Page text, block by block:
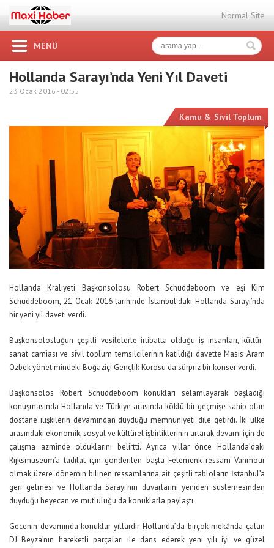
Normal Site
MENÜ
Hollanda Sarayı’nda Yeni Yıl Daveti
23 Ocak 2016 - 02:55
Kamu & Sivil Toplum
Hollanda Kraliyeti Başkonsolosu Robert Schuddeboom ve eşi Kim
Schuddeboom, 21 Ocak 2016 tarihinde İstanbul’daki Hollanda Sarayı’nda
bir yeni yıl daveti verdi.
Başkonsolosluğun çeşitli vesilelerle irtibatta olduğu iş insanları, kültür-
sanat camiası ve sivil toplum temsilcilerinin katıldığı davette Masis Aram
Özbek yönetimindeki Boğaziçi Gençlik Korosu da sürpriz bir konser verdi.
Başkonsolos Robert Schuddeboom konukları selamlayarak başladığı
konuşmasında Hollanda ve Türkiye arasında köklü bir geçmişe sahip olan
dostane ilişkilerin devamından duyduğu memnuniyeti dile getirdi. İki ülke
arasındaki ekonomik, sosyal ve kültürel işbirliklerinin artarak devamı için de
çalışma azminde olduklarını belirtti. Ayrıca yıllar önce Hollanda’daki
Rijksmuseum’a tadilat için gönderilen başta Felemenk ressam Vanmour
olmak üzere dönemin bilinen ressamlarına ait çeşitli tabloların İstanbul’a
geri gelmesi ve Hollanda Sarayı’nın duvarlarını yeniden süslemesinden
duyduğu heyecan ve mutluluğu da konuklarla paylaştı.
Gecenin devamında konuklar yıllardır Hollanda’da birçok mekânda çalan
DJ Beyza’nın hareketli parçaları ile dans ederek yeni yılı iyi ve güzel